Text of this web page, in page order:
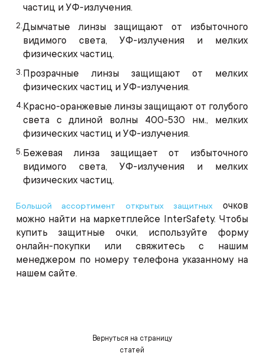
частиц и УФ-излучения.
Дымчатые линзы защищают от избыточного
видимого света, УФ-излучения и мелких
физических частиц.
Прозрачные линзы защищают от мелких
физических частиц и УФ-излучения.
Красно-оранжевые линзы защищают от голубого
света с длиной волны 400-530 нм., мелких
физических частиц и УФ-излучения.
Бежевая линза защищает от избыточного
видимого света, УФ-излучения и мелких
физических частиц.
Большой ассортимент открытых защитныхочков
можно найти на маркетплейсе InterSafety. Чтобы
купить защитные очки, используйте форму
онлайн-покупки или свяжитесь с нашим
менеджером по номеру телефона указанному на
нашем сайте.
Вернуться на страницу
статей